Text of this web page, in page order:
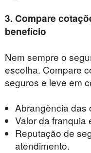
3. Compare
benefício
Nem sempre o
escolha. Compare
seguros e leve em
Abrangência das
Valor da franquia
Reputação de
atendimento.